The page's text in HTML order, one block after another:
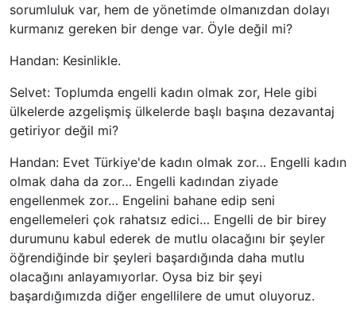
sorumluluk var, hem de yönetimde olmanızdan dolayı
kurmanız gereken bir denge var. Öyle değil mi?
Handan: Kesinlikle.
Selvet: Toplumda engelli kadın olmak zor, Hele gibi
ülkelerde azgelişmiş ülkelerde başlı başına dezavantaj
getiriyor değil mi?
Handan: Evet Türkiye'de kadın olmak zor… Engelli kadın
olmak daha da zor… Engelli kadından ziyade
engellenmek zor… Engelini bahane edip seni
engellemeleri çok rahatsız edici… Engelli de bir birey
durumunu kabul ederek de mutlu olacağını bir şeyler
öğrendiğinde bir şeyleri başardığında daha mutlu
olacağını anlayamıyorlar. Oysa biz bir şeyi
başardığımızda diğer engellilere de umut oluyoruz.